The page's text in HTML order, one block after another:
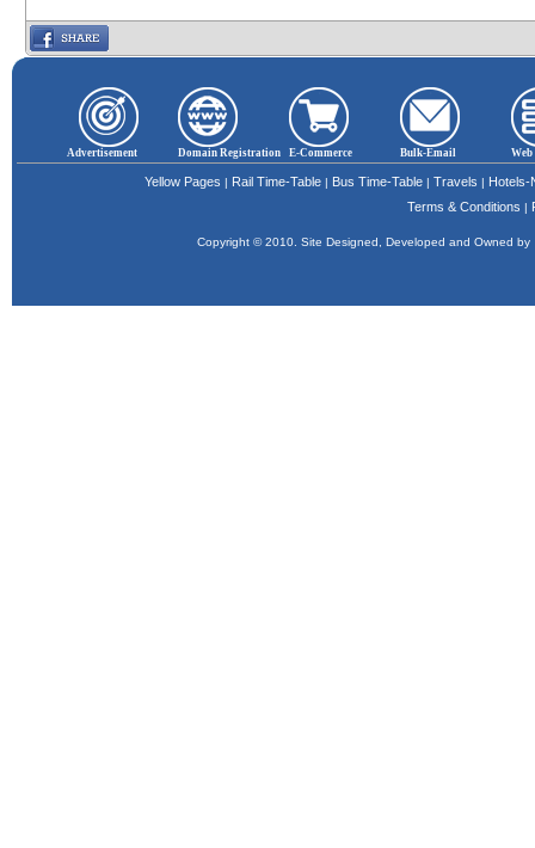
Advertisement Domain Registration E-Commerce Bulk-Email
Yellow Pages | Rail Time-Table | Bus Time-Table | Travels | Hotels-
Terms & Conditions |
Copyright © 2010. Site Designed, Developed and Owned